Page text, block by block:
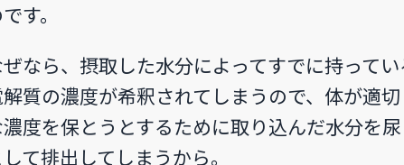
す。
ぜなら、摂取した水分によってすでに持って
質の濃度が希釈されてしまうので、体が適切
濃度を保とうとするために取り込んだ水分を尿
して排出してしまうから。